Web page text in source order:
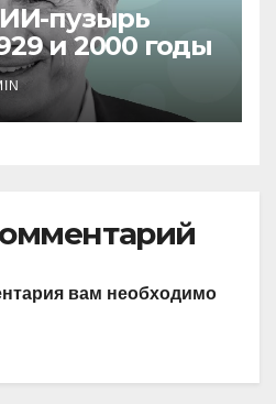
пузырь
и 2000 годы
вам необходимо